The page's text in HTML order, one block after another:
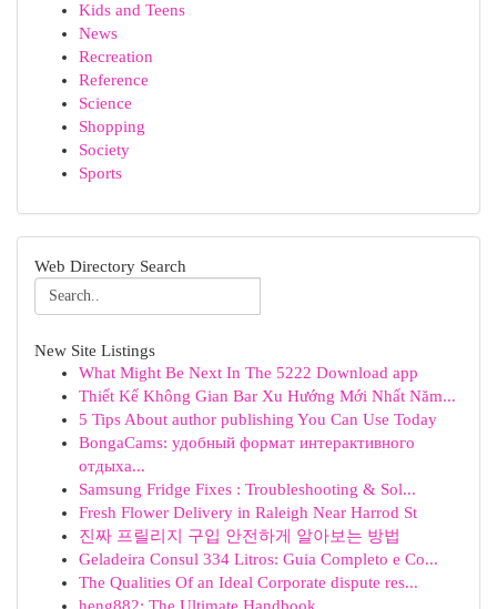
Kids and Teens
News
Recreation
Reference
Science
Shopping
Society
Sports
Web Directory Search
New Site Listings
What Might Be Next In The 5222 Download app
Thiết Kế Không Gian Bar Xu Hướng Mới Nhất Năm...
5 Tips About author publishing You Can Use Today
BongaCams: удобный формат интерактивного
отдыха...
Samsung Fridge Fixes : Troubleshooting & Sol...
Fresh Flower Delivery in Raleigh Near Harrod St
진짜 프릴리지 구입 안전하게 알아보는 방법
Geladeira Consul 334 Litros: Guia Completo e Co...
The Qualities Of an Ideal Corporate dispute res...